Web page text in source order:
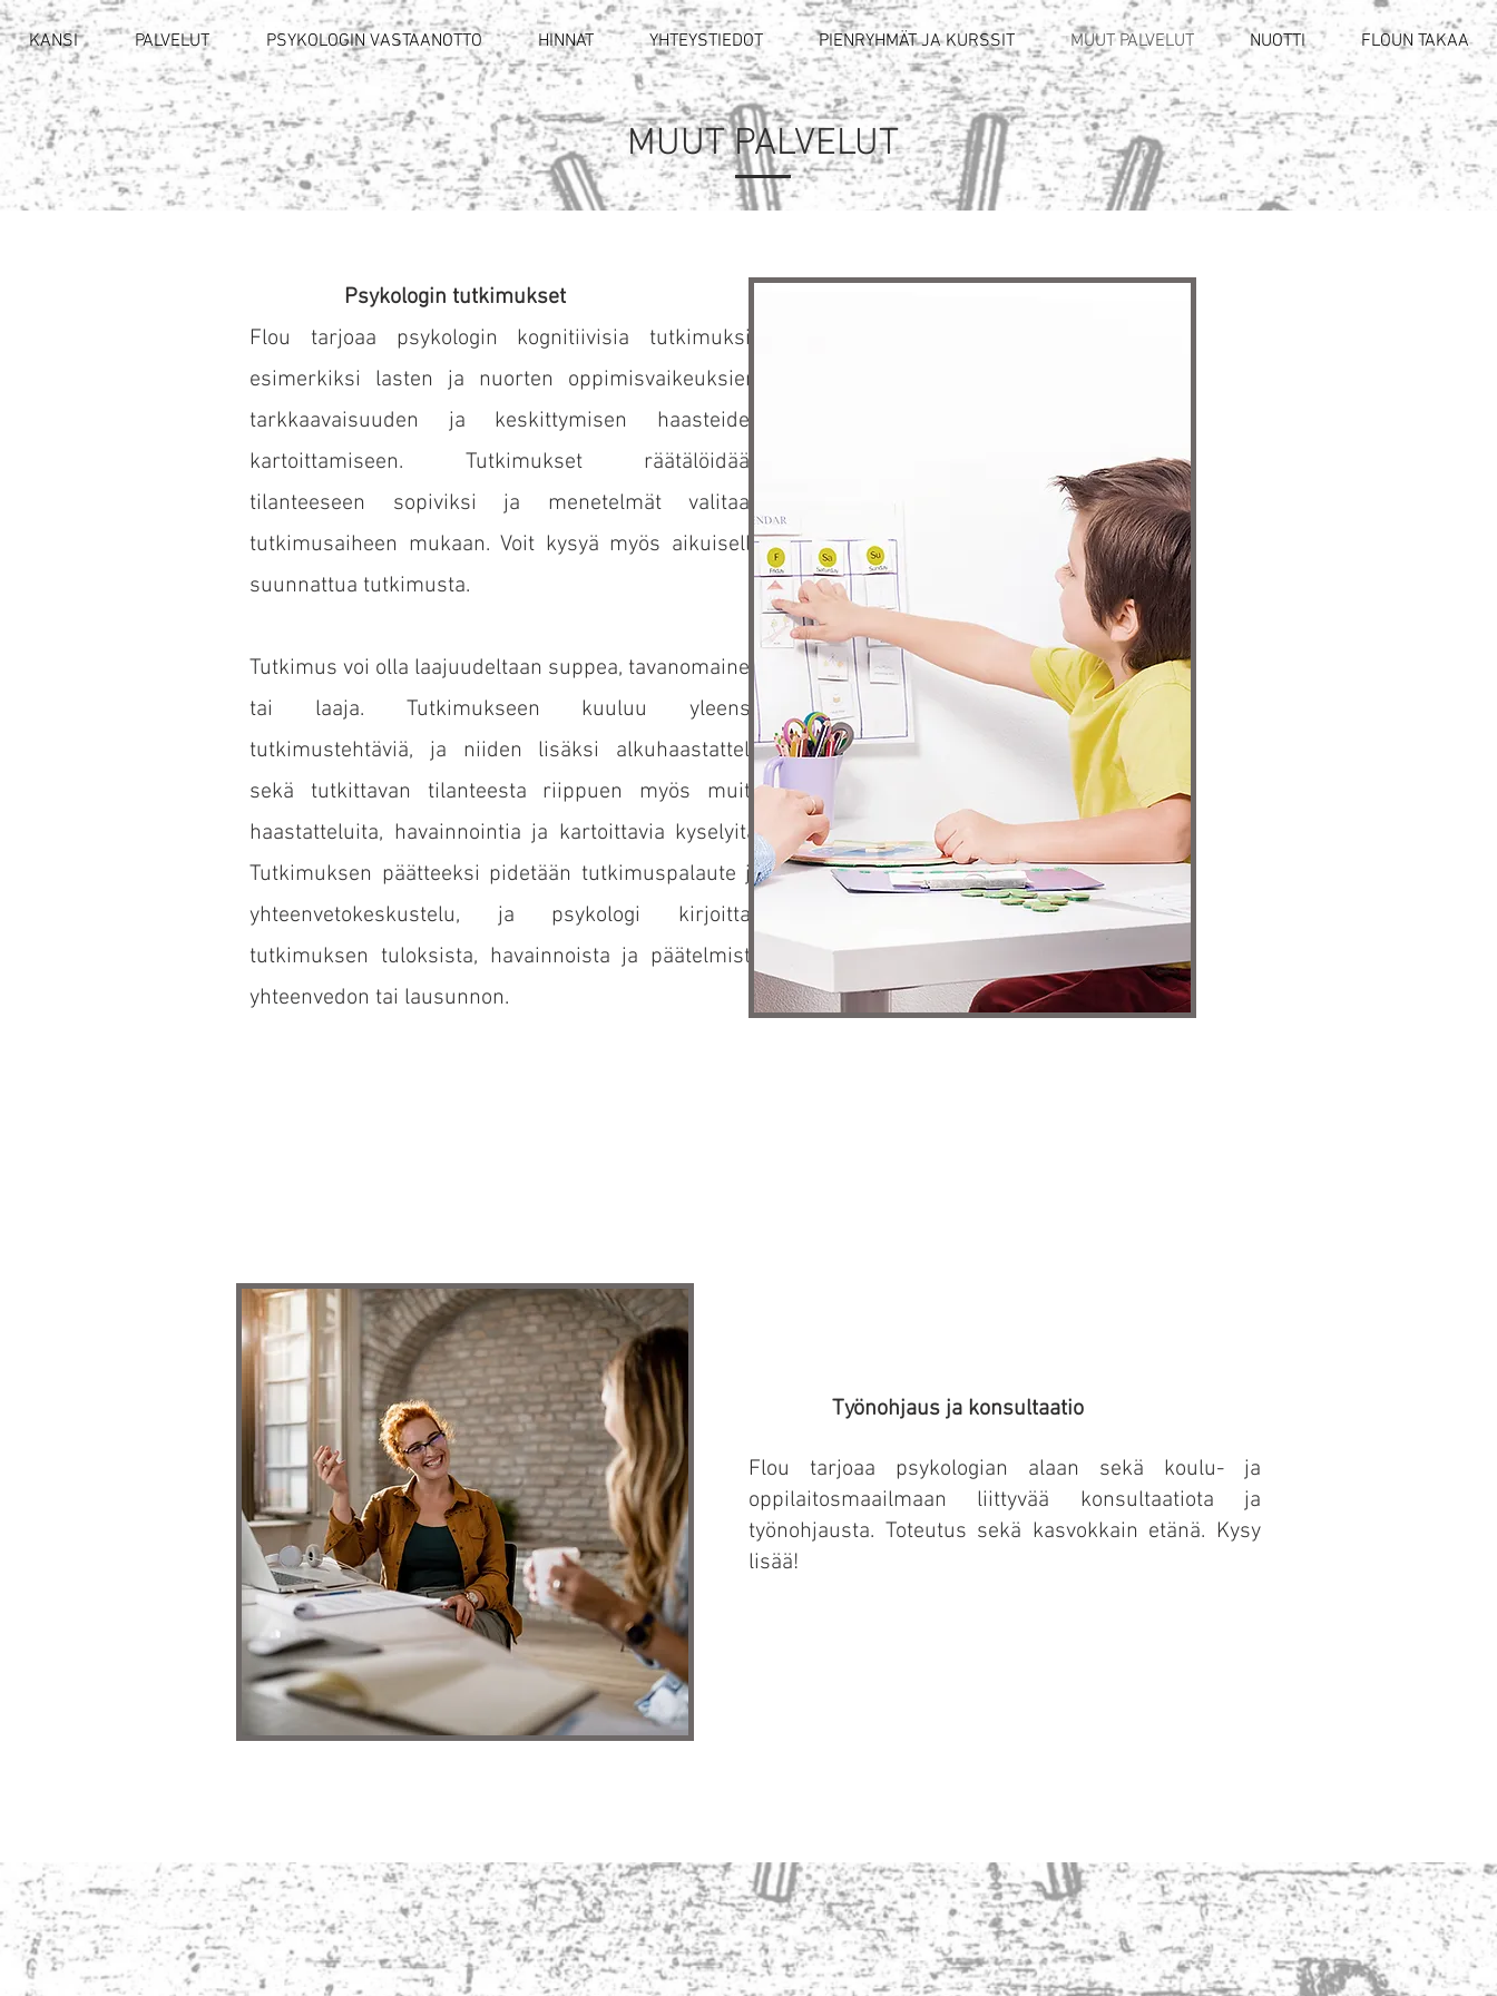
KANSI PALVELUT PSYKOLOGIN VASTAANOTTO HINNAT YHTEYSTIEDOT PIENRYHMÄT JA KURSSIT MUUT PALVELUT NUOTTI FLOUN TAKAA
MUUT PALVELUT
Psykologin tutkimukset
Flou tarjoaa psykologin kognitiivisia tutkimuksia
esimerkiksi lasten ja nuorten oppimisvaikeuksien,
tarkkaavaisuuden ja keskittymisen haasteiden
kartoittamiseen. Tutkimukset räätälöidään
tilanteeseen sopiviksi ja menetelmät valitaan
tutkimusaiheen mukaan. Voit kysyä myös aikuiselle
suunnattua tutkimusta.
Tutkimus voi olla laajuudeltaan suppea, tavanomainen
tai laaja. Tutkimukseen kuuluu yleensä
tutkimustehtäviä, ja niiden lisäksi alkuhaastattelu
sekä tutkittavan tilanteesta riippuen myös muita
haastatteluita, havainnointia ja kartoittavia kyselyitä.
Tutkimuksen päätteeksi pidetään tutkimuspalaute ja
yhteenvetokeskustelu, ja psykologi kirjoittaa
tutkimuksen tuloksista, havainnoista ja päätelmistä
yhteenvedon tai lausunnon.
Työnohjaus ja konsultaatio
​Flou tarjoaa psykologian alaan sekä koulu- ja
oppilaitosmaailmaan liittyvää konsultaatiota ja
työnohjausta. Toteutus sekä kasvokkain etänä. Kysy
lisää!